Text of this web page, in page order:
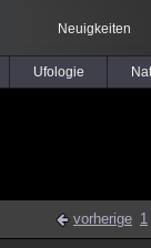
Neuigkeiten
Ufologie
vorherige 1